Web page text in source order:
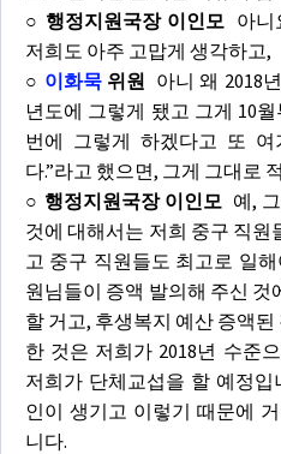
○ 행정지원국장 이인모 아니
저희도 아주 고맙게 생각하고,
○ 이화묵위원 아니 왜 2018
년도에 그렇게 됐고 그게 10
번에 그렇게 하겠다고 또 여
다.”라고 했으면, 그게 그대로
○ 행정지원국장 이인모 예,
것에 대해서는 저희 중구 직
고 중구 직원들도 최고로 일
원님들이 증액 발의해 주신
할 거고, 후생복지 예산 증액
한 것은 저희가 2018년 수준
저희가 단체교섭을 할 예정
인이 생기고 이렇기 때문에
니다.